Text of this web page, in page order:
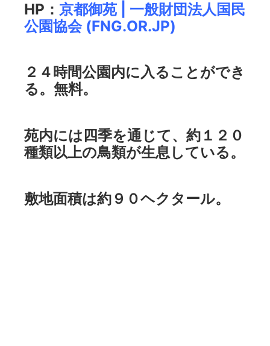
HP： 京都御苑 | 一般財団法人国民
公園協会 (FNG.OR.JP)
２４時間公園内に入ることができ
る。無料。
苑内には四季を通じて、約１２０
種類以上の鳥類が生息している。
敷地面積は約９０ヘクタール。